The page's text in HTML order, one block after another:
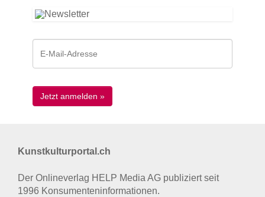
Kunstkulturportal.ch
Der Onlineverlag HELP Media AG publiziert seit
1996 Konsumenten­informationen.